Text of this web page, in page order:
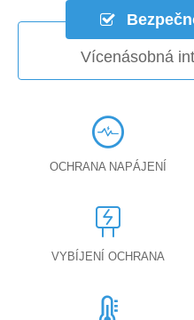
Vícenásobná
OCHRANA NAPÁJENÍ
VYBÍJENÍ OCHRANA